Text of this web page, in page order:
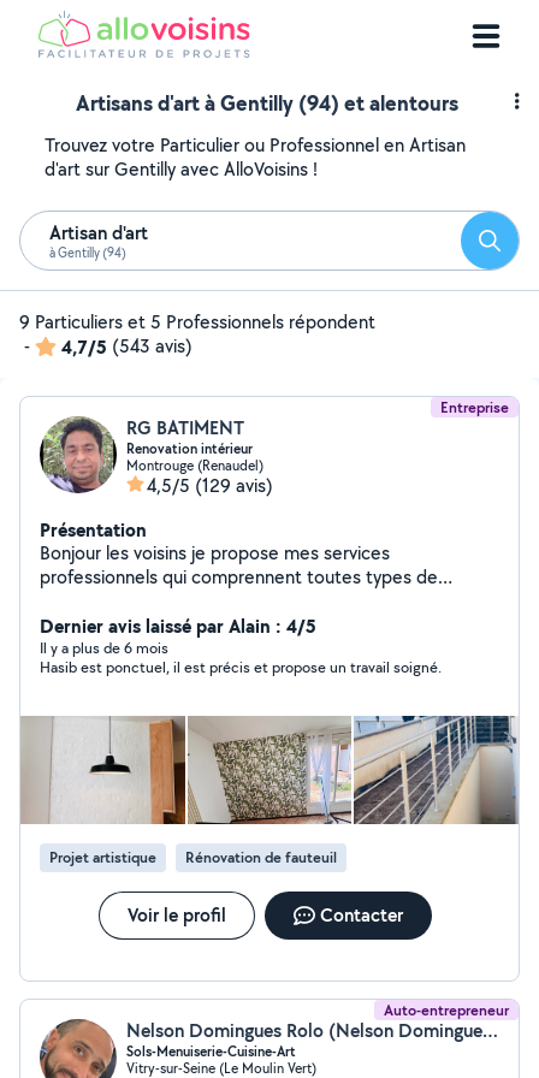
Artisans d'art à Gentilly (94) et alentours
Trouvez votre Particulier ou Professionnel en Artisan
d'art sur Gentilly avec AlloVoisins !
Artisan d'art
à Gentilly (94)
9 Particuliers et 5 Professionnels répondent
-
4,7/5 (543 avis)
Entreprise
RG BATIMENT
Renovation intérieur
Montrouge (Renaudel)
4,5/5 (129 avis)
Présentation
Bonjour les voisins je propose mes services
professionnels qui comprennent toutes types de
experience rest a votre disposition merci
Dernier avis laissé par Alain : 4/5
Il y a plus de 6 mois
Hasib est ponctuel, il est précis et propose un travail soigné.
Projet artistique Rénovation de fauteuil
Voir le profil Contacter
Auto-entrepreneur
Nelson Domingues Rolo (Nelson Domingues Rolo)
Sols-Menuiserie-Cuisine-Art
Vitry-sur-Seine (Le Moulin Vert)